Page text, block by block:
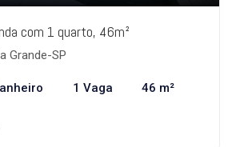
com 1 quarto, 46m²
Grande-SP
1 Vaga 46 m²